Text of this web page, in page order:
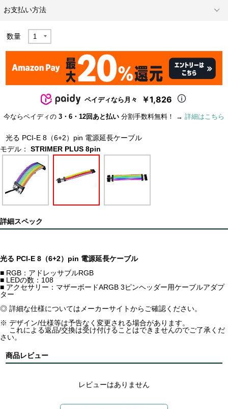
お支払い方法
数量
ペイディなら月々 ￥1,826
今ならペイディの 3・6・12回あと払い 分割手数料無料！ → 詳細はこちら
光る PCI-E 8（6+2）pin 電源延長ケーブル
モデル： STRIMER PLUS 8pin
詳細スペック
光る PCI-E 8（6+2）pin 電源延長ケーブル
■ RGB：アドレッサブルRGB
■ LEDの数：108
■ アクセサリー：マザーボードARGB 3ピンヘッダー用ケーブルアダプ
ター
◎ 詳細な仕様についてはメーカーサイトからご確認ください。
※ デザイン/仕様等は予告なく変更される場合があります。
これによる返品/交換は受け付けることはできませんのでご了承くだ
さい。
商品レビュー
レビューはありません